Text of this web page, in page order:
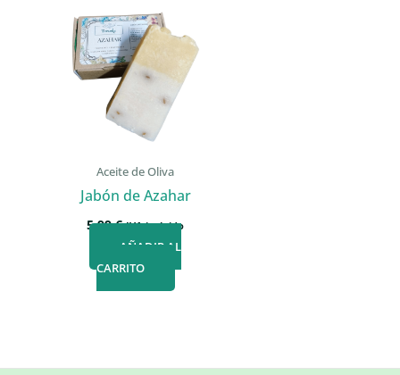
Aceite de Oliva
Jabón de Azahar
5,99€ IVA incluido
AÑADIR AL
CARRITO